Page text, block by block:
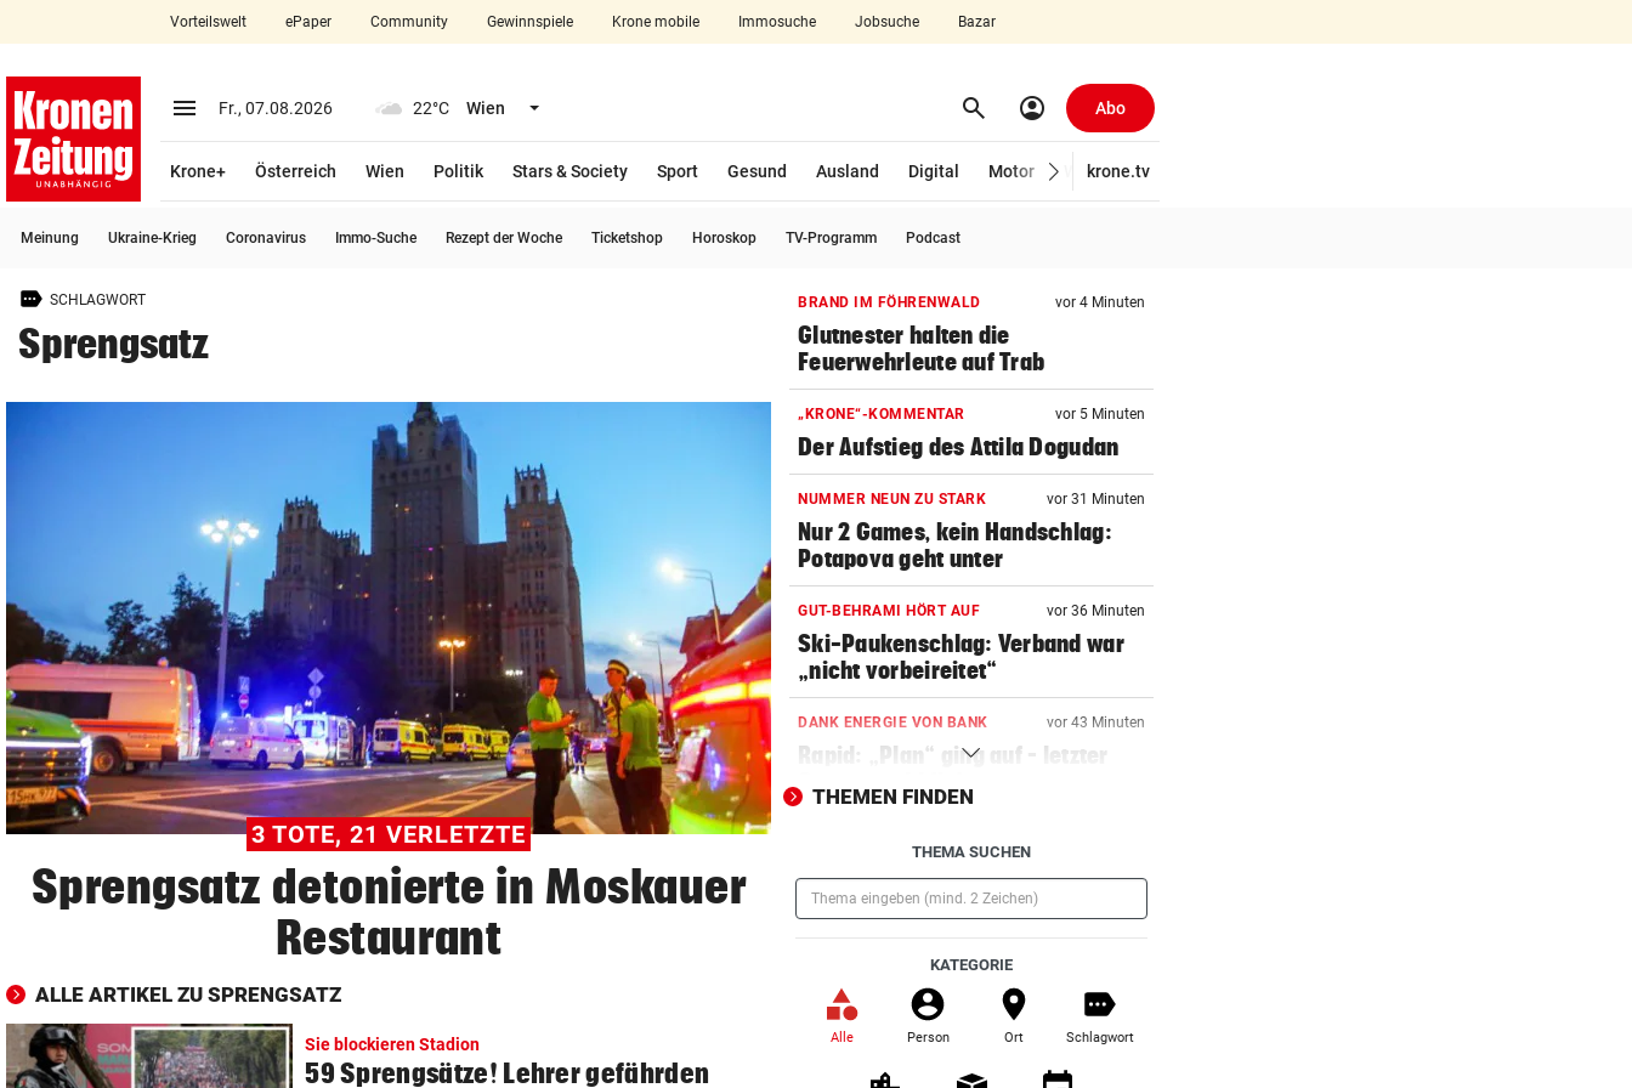
closeSchließen
account_circle Anmelden
arrow_right
bookmark
Suchbegriff
© Krone Multimedia GmbH & Co KG 2026
Muthgasse 2, 1190 Wien
Vorteilswelt ePaper Community Gewinnspiele Krone mobile Immosuche Jobsuche Bazar
menu Menü aufklappen
Fr., 07.08.2026 22°C Wien Menü aufklappen search Suchen
account_circle Abo
Krone+ Österreich Wien Politik Stars & Society Sport Gesund Ausland Digital Motor Wirtschaft
krone.tv
Meinung Ukraine-Krieg Coronavirus Immo-Suche Rezept der Woche Ticketshop Horoskop TV-Programm Podcast
SCHLAGWORT
Sprengsatz
3 TOTE, 21 VERLETZTE
Sprengsatz detonierte in Moskauer
Restaurant
ALLE ARTIKEL ZU SPRENGSATZ
Sie blockieren Stadion
59 Sprengsätze! Lehrer gefährden
BRAND IM FÖHRENWALD vor 4 Minuten
Glutnester halten die
Feuerwehrleute auf Trab
„KRONE“-KOMMENTAR vor 5 Minuten
Der Aufstieg des Attila Dogudan
NUMMER NEUN ZU STARK vor 31 Minuten
Nur 2 Games, kein Handschlag:
Potapova geht unter
GUT-BEHRAMI HÖRT AUF vor 36 Minuten
Ski-Paukenschlag: Verband war
„nicht vorbeireitet“
DANK ENERGIE VON BANK vor 43 Minuten
Rapid: „Plan“ ging auf – letzter
Gegner wohl fix!
sicher bleiben
So treiben sie Republik und ORF in
blaue Hände
THEMEN FINDEN
THEMA SUCHEN
KATEGORIE
Alle Person Ort Schlagwort